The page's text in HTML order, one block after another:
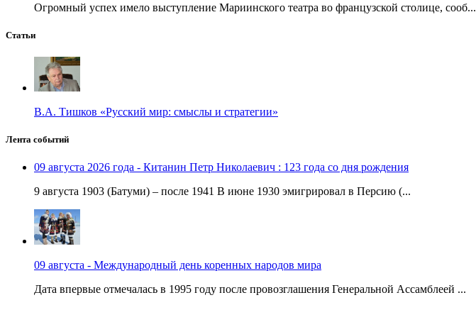
Огромный успех имело выступление Мариинского театра во французской столице, сооб...
Статьи
В.А. Тишков «Русский мир: смыслы и стратегии»
Лента событий
09 августа 2026 года - Китанин Петр Николаевич : 123 года со дня рождения
9 августа 1903 (Батуми) – после 1941 В июне 1930 эмигрировал в Персию (...
09 августа - Международный день коренных народов мира
Дата впервые отмечалась в 1995 году после провозглашения Генеральной Ассамблеей ...